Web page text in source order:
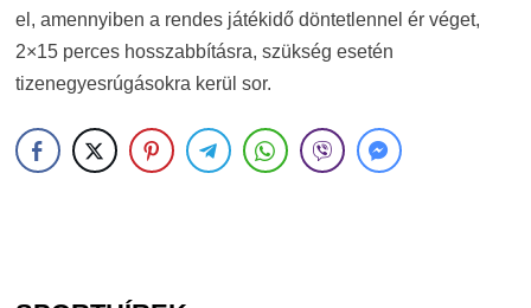
el, amennyiben a rendes játékidő döntetlennel ér véget,
2×15 perces hosszabbításra, szükség esetén
tizenegyesrúgásokra kerül sor.